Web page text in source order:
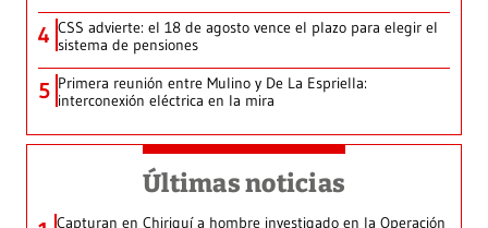
4 CSS advierte: el 18 de agosto vence el plazo para elegir el
sistema de pensiones
5 Primera reunión entre Mulino y De La Espriella:
interconexión eléctrica en la mira
Últimas noticias
Capturan en Chiriquí a hombre investigado en la Operación